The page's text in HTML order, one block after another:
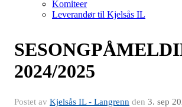
Komiteer
Leverandør til Kjelsås IL
2024/2025
Postet av Kjelsås IL - Langrenn den 3. sep